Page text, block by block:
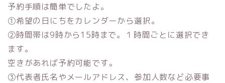
予約手順は簡単でしたよ。
①希望の日にちをカレンダーから選択。
②時間帯は9時から15時まで。１時間ごとに選択でき
ます。
空きがあれば予約可能です。
③代表者氏名やメールアドレス、参加人数など必要事